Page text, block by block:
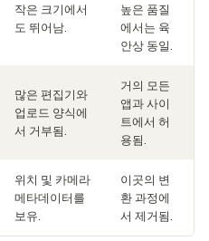
작은 크기에서
도 뛰어남.
높은 품질
에서는 육
안상 동일.
많은 편집기와
업로드 양식에
서 거부됨.
거의 모든
앱과 사이
트에서 허
용됨.
위치 및 카메라
메타데이터를
보유.
이곳의 변
환 과정에
서 제거됨.